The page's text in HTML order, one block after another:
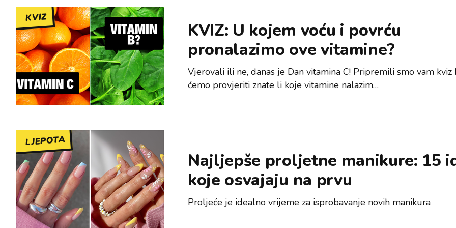
KVIZ
KVIZ: U kojem voću i povrću
pronalazimo ove vitamine?
Vjerovali ili ne, danas je Dan vitamina C! Pripremili smo vam kviz
ćemo provjeriti znate li koje vitamine nalazim…
LJEPOTA
Najljepše proljetne manikure: 15
koje osvajaju na prvu
Proljeće je idealno vrijeme za isprobavanje novih manikura